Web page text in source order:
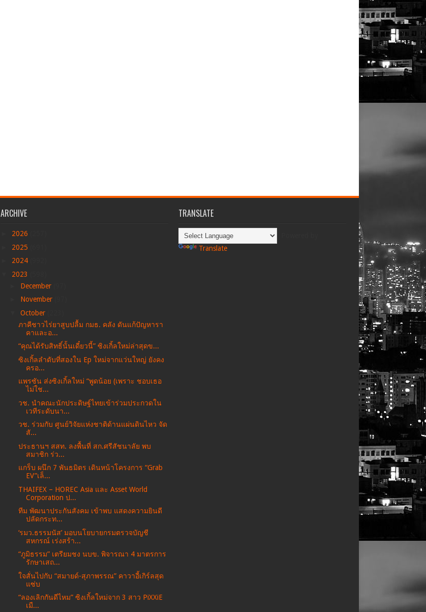
ARCHIVE
2026
2025
2024
2023
December
November
October
ภาคีชาวไร่ยาสูบปลื้ม กมธ. คลัง ดันแก้ปัญหารา
คาและอ...
“คุณได้รับสิทธิ์นั้นเดี๋ยวนี้” ซิงเกิ้ลใหม่ล่าสุดข...
ซิงเกิ้ลลำดับที่สองใน Ep ใหม่จากแว่นใหญ่ ยังคง
ครอ...
แพรซัน ส่งซิงเกิ้ลใหม่ “พูดน้อย (เพราะ ชอบเธอ
ไม่ใช...
วช. นำคณะนักประดิษฐ์ไทยเข้าร่วมประกวดใน
เวทีระดับนา...
วช. ร่วมกับ ศูนย์วิจัยแห่งชาติด้านแผ่นดินไหว จัด
สั...
ประธานฯ สสท. ลงพื้นที่ สก.ศรีสัชนาลัย พบ
สมาชิก ร่ว...
แกร็บ ผนึก 7 พันธมิตร เดินหน้าโครงการ “Grab
EV”เล็...
THAIFEX – HOREC Asia และ Asset World
Corporation ป...
ทีม พัฒนาประกันสังคม เข้าพบ แสดงความยินดี
ปลัดกระท...
‘รมว.ธรรมนัส’ มอบนโยบายกรมตรวจบัญชี
สหกรณ์ เร่งสร้า...
“ภูมิธรรม” เตรียมชง นบข. พิจารณา 4 มาตรการ
รักษาเสถ...
ใจสั่นไปกับ “สมายด์-สุภาพรรณ” คาวาอี้เกิร์ลสุด
แซ่บ
“ลองเลิกกันดีไหม” ซิงเกิ้ลใหม่จาก 3 สาว PiXXiE
เมื...
TRANSLATE
Translate